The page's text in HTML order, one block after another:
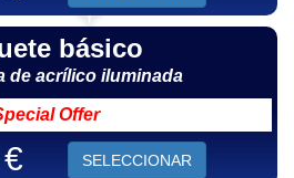
básico
de acrílico iluminada
Offer
SELECCIONAR